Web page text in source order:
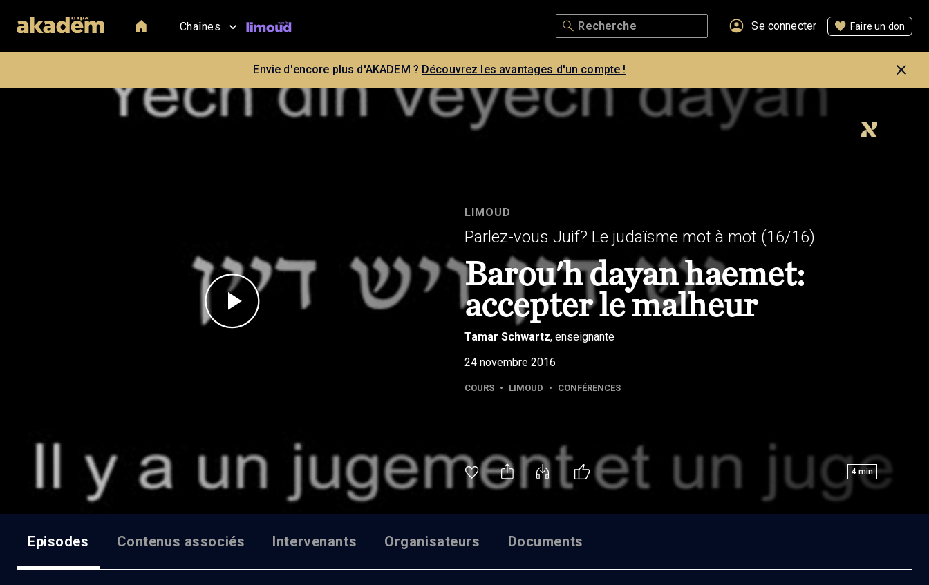
Chaînes Se connecter Faire un don
Envie d'encore plus d'AKADEM ? Découvrez les avantages d'un compte !
LIMOUD
Parlez-vous Juif? Le judaïsme mot à mot (16/16)
Barou'h dayan haemet:
accepter le malheur
Tamar Schwartz, enseignante
24 novembre 2016
COURS • LIMOUD • CONFÉRENCES
4 min
Episodes Contenus associés Intervenants Organisateurs Documents